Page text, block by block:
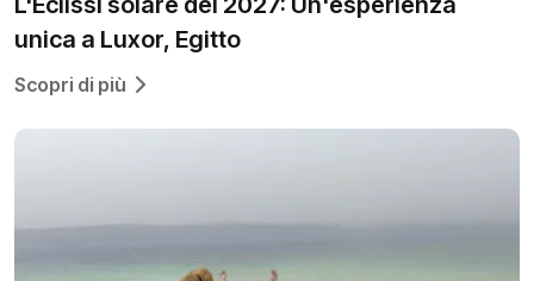
unica a Luxor, Egitto
Scopri di più